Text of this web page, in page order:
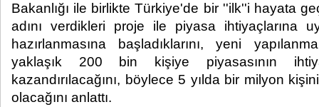
Bakanlığı ile birlikte Türkiye'de bir ''ilk''i hayata
adını verdikleri proje ile piyasa ihtiyaçlarına
hazırlanmasına başladıklarını, yeni
yaklaşık 200 bin kişiye piyasasının
kazandırılacağını, böylece 5 yılda bir milyon
olacağını anlattı.